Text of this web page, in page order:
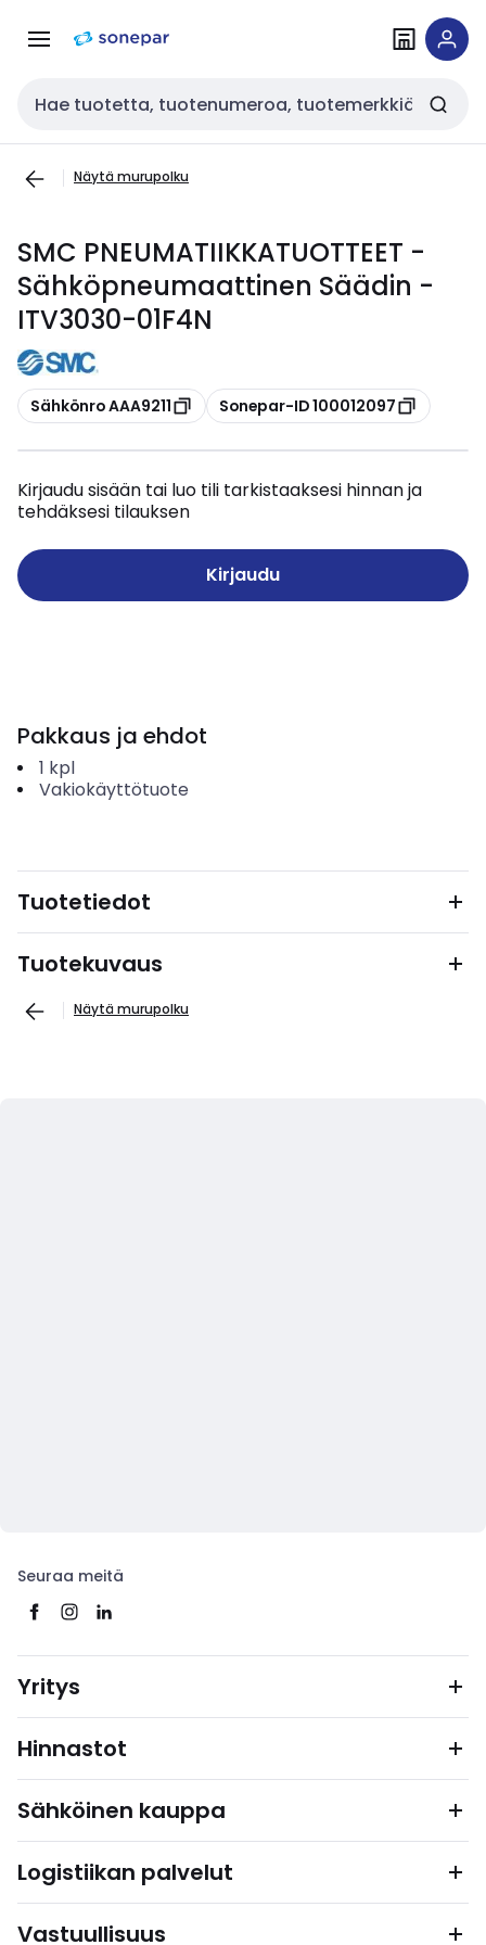
navigointiinsisältöön
Haku
Näytä murupolku
SMC PNEUMATIIKKATUOTTEET -
Sähköpneumaattinen Säädin -
ITV3030-01F4N
Kopioi
Sähkönro AAA9211 Kopioi
Sonepar-ID 100012097
Kirjaudu sisään tai luo tili tarkistaaksesi hinnan ja
tehdäksesi tilauksen
Kirjaudu
Pakkaus ja ehdot
1 kpl
Vakiokäyttötuote
Tuotetiedot
Tuotekuvaus
Näytä murupolku
Seuraa meitä
Yritys
Hinnastot
Sähköinen kauppa
Logistiikan palvelut
Vastuullisuus